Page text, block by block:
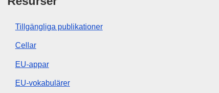
Tillgängliga publikationer
Cellar
EU-appar
EU-vokabulärer